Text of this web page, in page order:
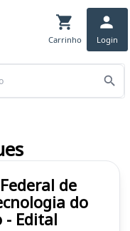
Carrinho Login
de
do
- Edital